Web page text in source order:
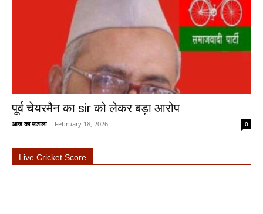
पूर्व चेयरमैन का sir को लेकर बड़ा आरोप
आज का उजाला - February 18, 2026 0
Live Cricket Score